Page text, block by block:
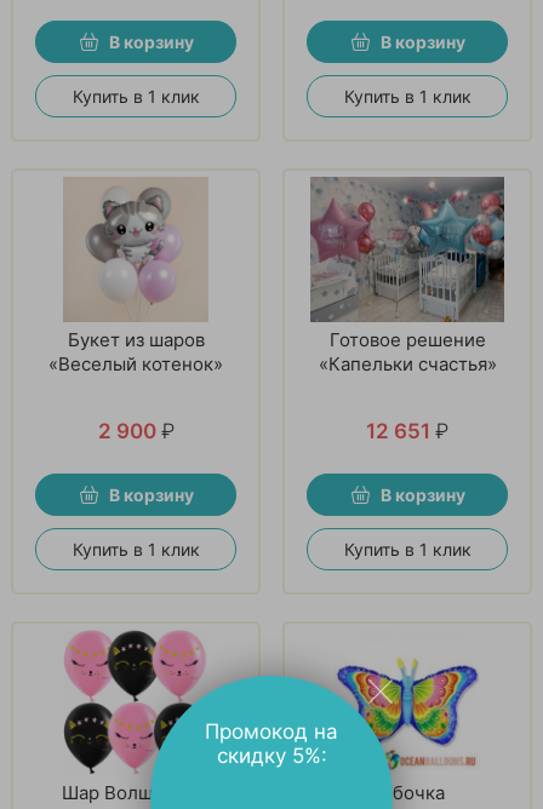
В корзину
Купить в 1 клик
В корзину
Купить в 1 клик
Букет из шаров
«Веселый котенок»
2 900 ₽
В корзину
Купить в 1 клик
Готовое решение
«Капельки счастья»
12 651 ₽
В корзину
Купить в 1 клик
Шар Волшебный
Бабочка
Промокод на
скидку 5%: